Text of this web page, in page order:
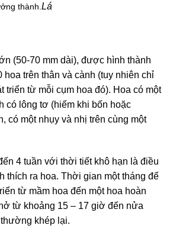
thành. Lá
(50-70 mm dài), được hình thành
hoa trên thân và cành (tuy nhiên chỉ
triển từ mỗi cụm hoa đó). Hoa có một
có lông tơ (hiếm khi bốn hoặc
có một nhụy và nhị trên cùng một
4 tuần với thời tiết khô hạn là điều
thích ra hoa. Thời gian một tháng để
từ mầm hoa đến một hoa hoàn
từ khoảng 15 – 17 giờ đến nửa
khép lại.